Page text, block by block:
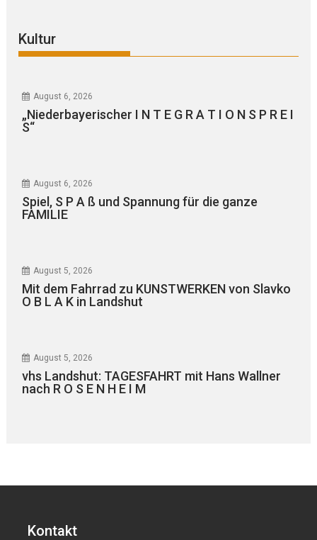
Kultur
August 6, 2026
„Niederbayerischer I N T E G R A T I O N S P R E I
S“
August 6, 2026
Spiel, S P A ß und Spannung für die ganze
FAMILIE
August 5, 2026
Mit dem Fahrrad zu KUNSTWERKEN von Slavko
O B L A K in Landshut
August 5, 2026
vhs Landshut: TAGESFAHRT mit Hans Wallner
nach R O S E N H E I M
Kontakt